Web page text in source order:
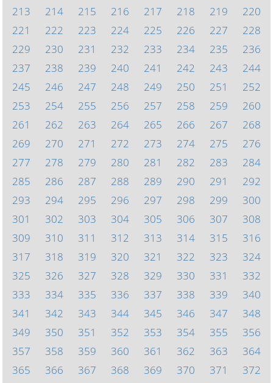
213
214 215 216 217 218 219
220
221
222 223 224 225 226 227
228
229
230 231 232 233 234 235
236
237
238 239 240 241 242 243
244
245
246 247 248 249 250 251
252
253
254 255 256 257 258 259
260
261
262 263 264 265 266 267
268
269
270 271 272 273 274 275
276
277
278 279 280 281 282 283
284
285
286 287 288 289 290 291
292
293
294 295 296 297 298 299
300
301
302 303 304 305 306 307
308
309
310 311 312 313 314 315
316
317
318 319 320 321 322 323
324
325
326 327 328 329 330 331
332
333
334 335 336 337 338 339
340
341
342 343 344 345 346 347
348
349
350 351 352 353 354 355
356
357
358 359 360 361 362 363
364
365
366 367 368 369 370 371
372